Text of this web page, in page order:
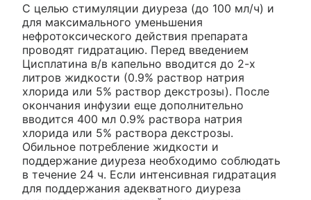
С целью стимуляции диуреза (до 100 мл/ч) и
для максимального уменьшения
нефротоксического действия препарата
проводят гидратацию. Перед введением
Цисплатина в/в капельно вводится до 2-х
литров жидкости (0.9% раствор натрия
хлорида или 5% раствор декстрозы). После
окончания инфузии еще дополнительно
вводится 400 мл 0.9% раствора натрия
хлорида или 5% раствора декстрозы.
Обильное потребление жидкости и
поддержание диуреза необходимо соблюдать
в течение 24 ч. Если интенсивная гидратация
для поддержания адекватного диуреза